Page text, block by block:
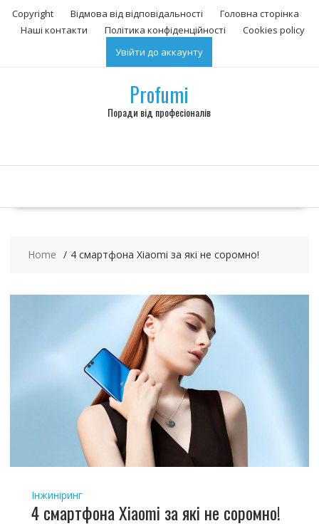
e
Copyright Відмова від відповідальності
Головна сторінка
Наші контакти
Політика конфіденційності
Сookies policy
Увійти до аккаунту
Profumi
Поради від професіоналів
Home 4 смартфона Xiaomi за які не соромно!
Інжиніринг
4 смартфона Xiaomi за які не соромно!